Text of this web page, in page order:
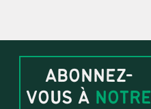
ABONNEZ-
VOUS À NOTRE